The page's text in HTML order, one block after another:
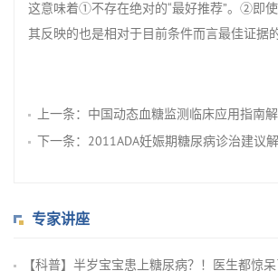
这意味着①不存在绝对的“最好推荐”。②即使
其反映的也是相对于目前条件而言最佳证据
上一条： 中国动态血糖监测临床应用指南
下一条： 2011ADA妊娠期糖尿病诊治建议
专家讲座
【科普】半岁宝宝患上糖尿病？！医生都惊呆